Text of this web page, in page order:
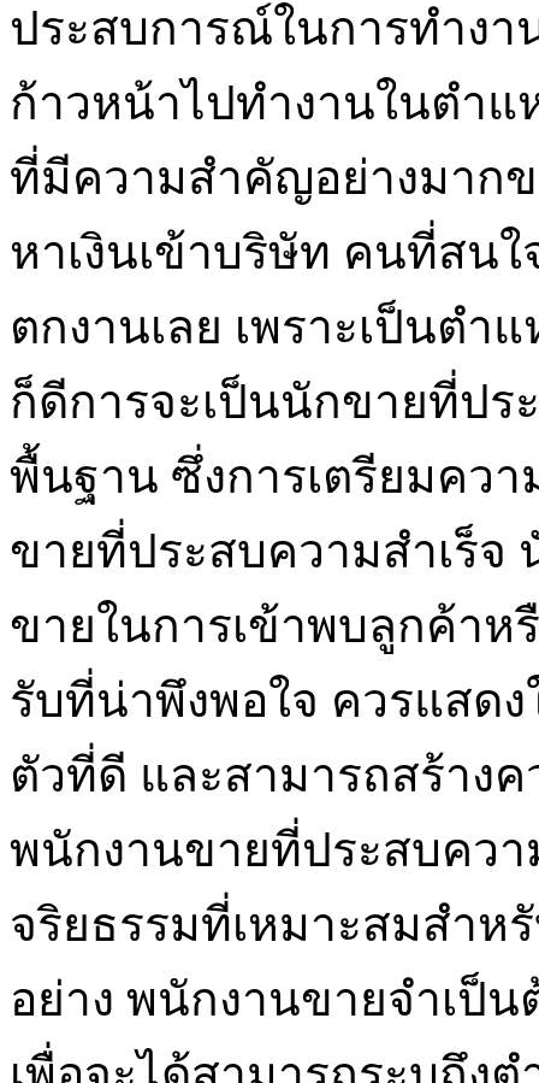
ประสบการณ์ในการทำงา
ก้าวหน้าไปทำงานในตำ
ที่มีความสำคัญอย่างมาก
หาเงินเข้าบริษัท คนที่สน
ตกงานเลย เพราะเป็นตำ
ก็ดีการจะเป็นนักขายที่ปร
พื้นฐาน ซึ่งการเตรียมคว
ขายที่ประสบความสำเร็จ
ขายในการเข้าพบลูกค้าห
รับที่น่าพึงพอใจ ควรแสด
ตัวที่ดี และสามารถสร้าง
พนักงานขายที่ประสบคว
จริยธรรมที่เหมาะสมสำห
อย่าง พนักงานขายจำเป็